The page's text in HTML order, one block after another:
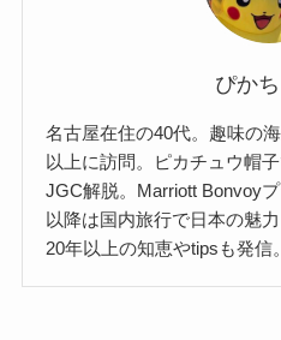
ぴか
名古屋在住の40代。趣味の
以上に訪問。ピカチュウ帽
JGC解脱。Marriott Bonvoy
以降は国内旅行で日本の魅
20年以上の知恵やtipsも発信。